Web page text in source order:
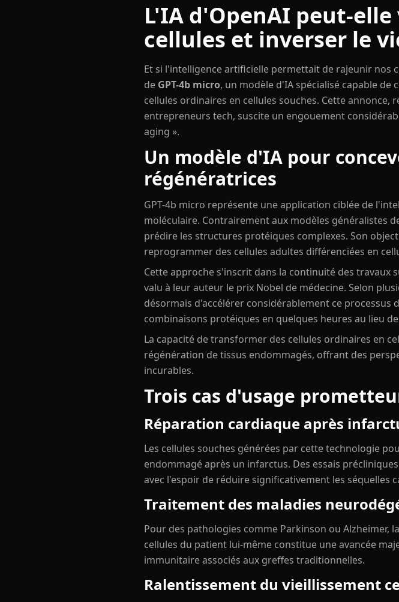
L'IA d'OpenAI peut-
cellules et inverser le
Et si l'intelligence artificielle permettait de rajeunir nos
de GPT-4b micro, un modèle d'IA spécialisé capable
cellules ordinaires en cellules souches. Cette annonce,
entrepreneurs tech, suscite un engouement
aging ».
Un modèle d'IA pour
régénératrices
GPT-4b micro représente une application ciblée de
moléculaire. Contrairement aux modèles généralistes
prédire les structures protéiques complexes. Son
reprogrammer des cellules adultes différenciées en
Cette approche s'inscrit dans la continuité des travaux
valu à leur auteur le prix Nobel de médecine. Selon
désormais d'accélérer considérablement ce
combinaisons protéiques en quelques heures au lieu
La capacité de transformer des cellules ordinaires en
régénération de tissus endommagés, offrant des
incurables.
Trois cas d'usage
Réparation cardiaque après
Les cellules souches générées par cette technologie
endommagé après un infarctus. Des essais
avec l'espoir de réduire significativement les séquelles
Traitement des maladies
Pour des pathologies comme Parkinson ou
cellules du patient lui-même constitue une avancée
immunitaire associés aux greffes traditionnelles.
Ralentissement du vieillissement